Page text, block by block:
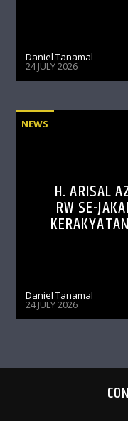
Daniel Tanamal
24 JULY 2026
NEWS
H. ARISAL
RW SE-
Daniel Tanamal
24 JULY 2026